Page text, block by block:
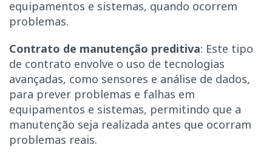
equipamentos e sistemas, quando ocorrem
problemas.
Contrato de manutenção preditiva: Este tipo
de contrato envolve o uso de tecnologias
avançadas, como sensores e análise de dados,
para prever problemas e falhas em
equipamentos e sistemas, permitindo que a
manutenção seja realizada antes que ocorram
problemas reais.